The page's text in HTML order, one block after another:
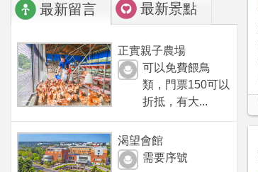
最新留言 最新景點
正實親子農場
可以免費餵鳥
類，門票150可以
折抵，有大...
渴望會館
需要序號